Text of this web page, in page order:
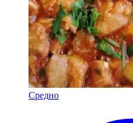
Средно